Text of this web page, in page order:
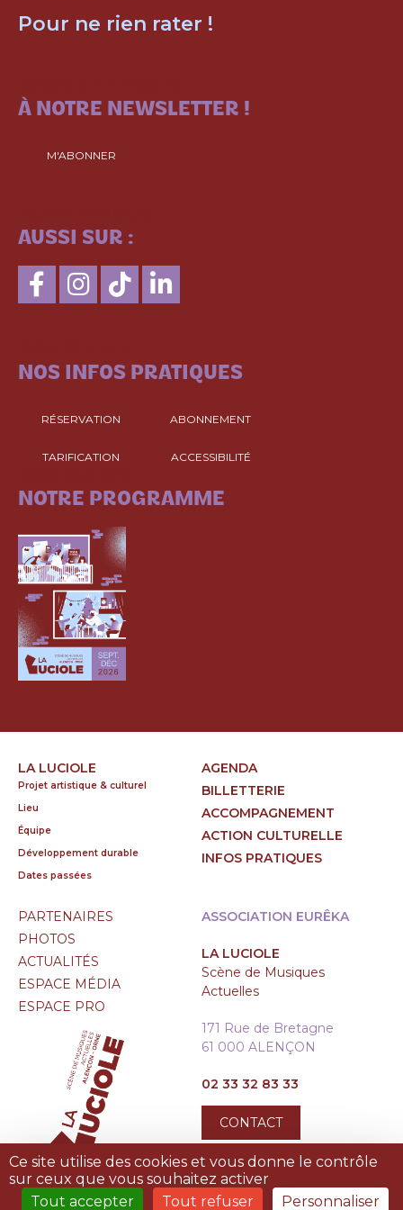
Pour ne rien rater !
À NOTRE NEWSLETTER !
M'ABONNER
AUSSI SUR :
NOS INFOS PRATIQUES
RÉSERVATION ABONNEMENT
TARIFICATION ACCESSIBILITÉ
NOTRE PROGRAMME
LA LUCIOLE
Projet artistique & culturel
Lieu
Équipe
Développement durable
Dates passées
AGENDA
BILLETTERIE
ACCOMPAGNEMENT
ACTION CULTURELLE
INFOS PRATIQUES
PARTENAIRES
PHOTOS
ACTUALITÉS
ESPACE MÉDIA
ESPACE PRO
ASSOCIATION EURÊKA
LA LUCIOLE
Scène de Musiques
Actuelles
171 Rue de Bretagne
61 000 ALENÇON
02 33 32 83 33
CONTACT
Ce site utilise des cookies et vous donne le contrôle
sur ceux que vous souhaitez activer
Tout accepter
Tout refuser Personnaliser